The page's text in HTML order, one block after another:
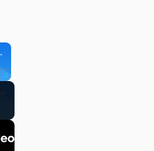
×
Fullscreen